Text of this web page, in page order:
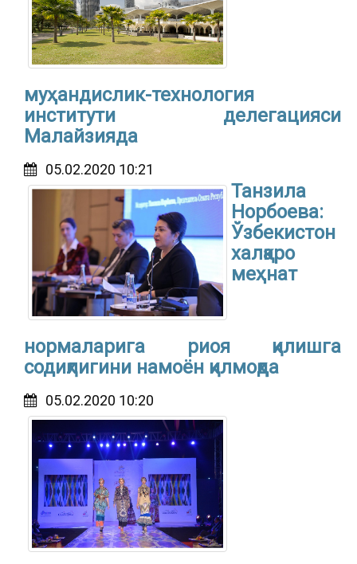
муҳандислик-технология
институти делегацияси
Малайзияда
05.02.2020 10:21
Танзила
Норбоева:
Ўзбекистон
халқаро
меҳнат
нормаларига риоя қилишга
содиқлигини намоён қилмоқда
05.02.2020 10:20